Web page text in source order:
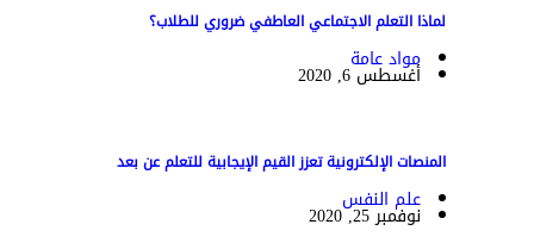
لماذا التعلم الاجتماعي العاطفي ضروري للطلاب؟
مواد عامة
أغسطس 6, 2020
المنصات الإلكترونية تعزز القيم الإيجابية للتعلم عن بعد
علم النفس
نوفمبر 25, 2020